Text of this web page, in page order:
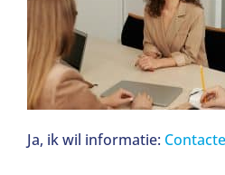
Ja, ik wil informatie: